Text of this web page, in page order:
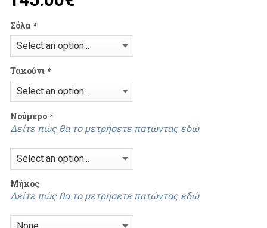
Σόλα *
Τακούνι *
Νούμερο *
Δείτε πώς θα το μετρήσετε πατώντας εδώ
Mήκος
Δείτε πώς θα το μετρήσετε πατώντας εδώ